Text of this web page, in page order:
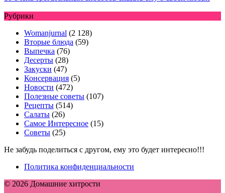
Рубрики
Womanjurnal (2 128)
Вторые блюда (59)
Выпечка (76)
Десерты (28)
Закуски (47)
Консервация (5)
Новости (472)
Полезные советы (107)
Рецепты (514)
Салаты (26)
Самое Интересное (15)
Советы (25)
Не забудь поделиться с другом, ему это будет интересно!!!
Политика конфиденциальности
© 2026 Домашние хитрости